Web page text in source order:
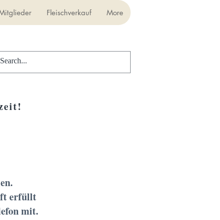
Fleischverkauf More
erfüllt
mit.